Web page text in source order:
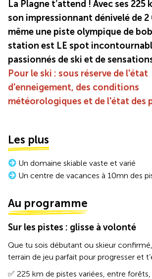
La Plagne t’attend ! Avec ses 225
son impressionnant dénivelé de
même une piste olympique de
station est LE spot
passionnés de ski et de
Pour le ski : sous réserve de l'état
d'enneigement, des conditions
météorologiques et de l'état des
Les plus
Un domaine skiable vaste et varié
Un centre de vacances à 10mn des
Au programme
Sur les pistes : glisse à volonté
Que tu sois débutant ou skieur
terrain de jeu parfait pour progresser et
✅ 225 km de pistes variées, entre